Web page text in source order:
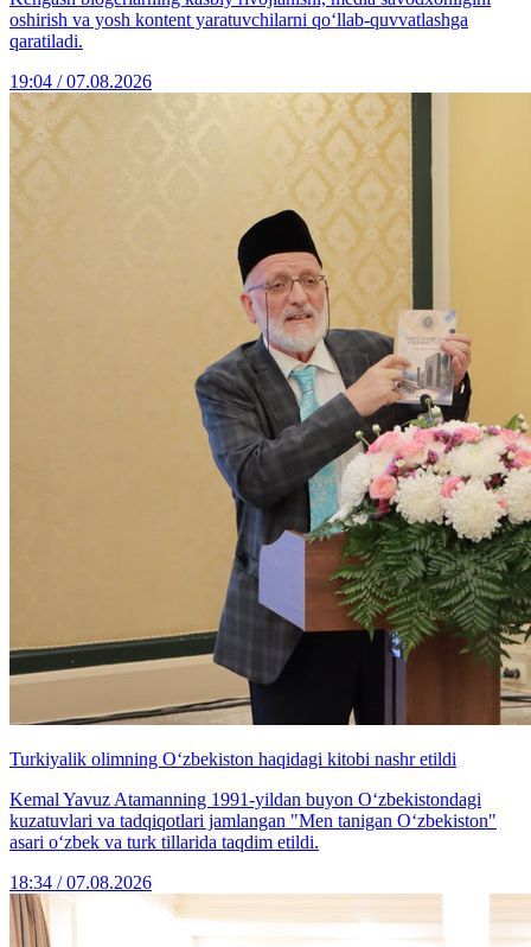
oshirish va yosh kontent yaratuvchilarni qo‘llab-quvvatlashga
qaratiladi.
19:04 / 07.08.2026
Turkiyalik olimning O‘zbekiston haqidagi kitobi nashr etildi
Kemal Yavuz Atamanning 1991-yildan buyon O‘zbekistondagi
kuzatuvlari va tadqiqotlari jamlangan "Men tanigan O‘zbekiston"
asari o‘zbek va turk tillarida taqdim etildi.
18:34 / 07.08.2026